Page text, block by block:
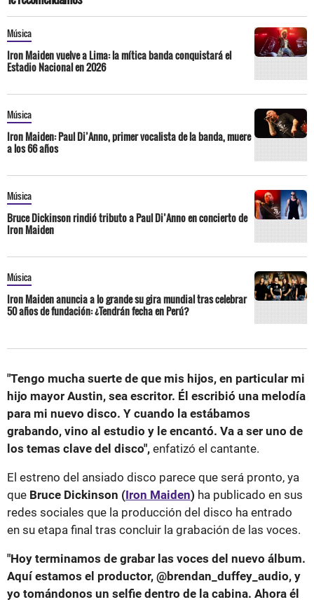
Música
Iron Maiden vuelve a Lima: la mítica banda conquistará el
Estadio Nacional en 2026
Música
Iron Maiden: Paul Di’Anno, primer vocalista de la banda, muere
a los 66 años
Música
Bruce Dickinson rindió tributo a Paul Di’Anno en concierto de
Iron Maiden
Música
Iron Maiden anuncia a lo grande su gira mundial tras celebrar
50 años de fundación: ¿Tendrán fecha en Perú?
"Tengo mucha suerte de que mis hijos, en particular mi
hijo mayor Austin, sea escritor. Él escribió una melodía
para mi nuevo disco. Y cuando la estábamos
grabando, vino al estudio y le encantó. Va a ser uno de
los temas clave del disco", enfatizó el cantante.
El estreno del ansiado disco parece que será pronto, ya
que Bruce Dickinson (Iron Maiden) ha publicado en sus
redes sociales que la producción del disco ha entrado
en su etapa final tras concluir la grabación de las voces.
"Hoy terminamos de grabar las voces del nuevo álbum.
Aquí estamos el productor, @brendan_duffey_audio, y
yo tomándonos un selfie dentro de la cabina. Ahora él